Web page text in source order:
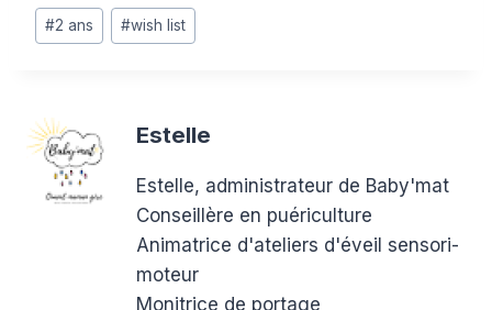
Étiquettes
de
#2 ans #wish list
Estelle
Estelle, administrateur de Baby'mat
Conseillère en puériculture
Animatrice d'ateliers d'éveil sensori-
moteur
Monitrice de portage